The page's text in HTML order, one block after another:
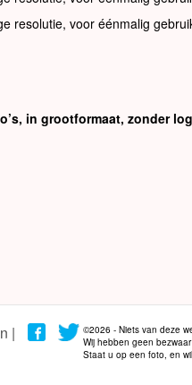
resolutie, voor éénmalig
in grootformaat, zonder
|
©2026 - Niets van deze
Wij hebben geen
Staat u op een foto, en